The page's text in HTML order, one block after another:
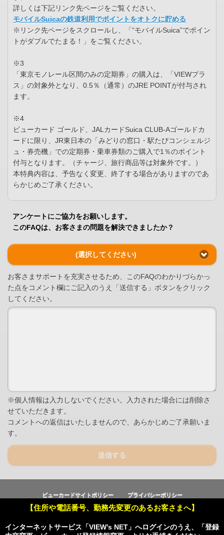
【住所や電話番号、勤務先変更のあるお客さまへ】
インターネットサービス「VIEW’s NET」へログインのうえ、「登録
詳しくは下記リンク先ページをご覧ください。
モバイルSuicaの鉄道利用でポイントをオトクに貯める
※リンク先ページをスクロールし、「“モバイルSuica”でポイン
トがダブルでたまる！」をご覧ください。
※3
「東京モノレール区間のみの定期券」の購入は、「VIEWプラ
ス」の対象外となり、0.5％（通常）のJRE POINTが付与され
ます。
※4
ビューカード ゴールド、JALカードSuica CLUB-Aゴールドカ
ードに限り、JR東日本の「みどりの窓口・駅たびコンシェルジ
ュ・券売機」での定期券・乗車券類のご購入で1％のポイント
付与となります。（チャージ、旅行商品等は対象外です。）
本特典内容は、予告なく変更、終了する場合がありますのであ
らかじめご了承ください。
アンケートにご協力をお願いします。
このFAQは、お客さまの問題を解決できましたか？
(選択してください)
お客さまサポートを充実させるため、このFAQのわかりづらかっ
た点をコメント欄にご記入のうえ「送信する」ボタンをクリック
してください。
※個人情報は入力しないでください。入力された場合には削除さ
せていただきます。
コメントへの返信はいたしませんので、あらかじめご了承願いま
す。
送信する
ビューカードサイトポリシー プライバシーポリシー